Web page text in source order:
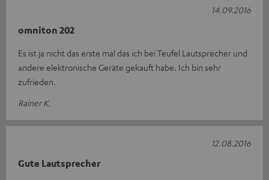
omniton 202
Es ist ja nicht das erste mal das ich bei Teufel Lautsprecher und
andere elektronische Geräte gekauft habe. Ich bin sehr
zufrieden.
Rainer K.
14.09.2016
Gute Lautsprecher
12.08.2016